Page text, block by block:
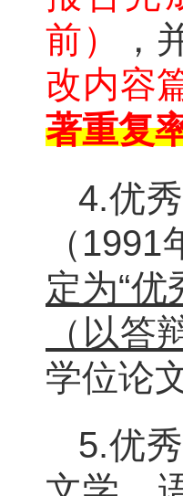
前）
，
改内容
著重复
4.优
（
定为“优
（以答
学位论
5.优